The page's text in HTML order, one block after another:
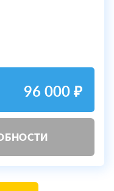
96 000 ₽